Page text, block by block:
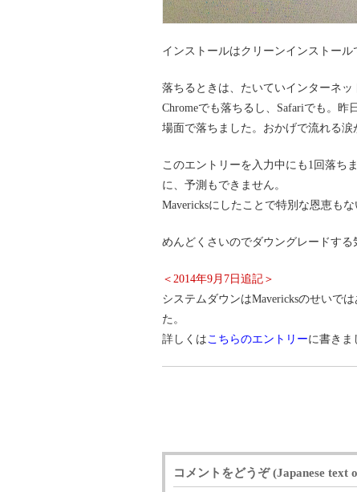
インストールはクリーンインストール
落ちるときは、たいていインターネッ
Chromeでも落ちるし、Safariでも。
場面で落ちました。おかげで流れる涙
このエントリーを入力中にも1回落ち
に、予測もできません。
Mavericksにしたことで特別な恩恵も
めんどくさいのでダウングレードする
＜2014年9月7日追記＞
システムダウンはMavericksのせいで
た。
詳しくはこちらのエントリーに書きま
コメントをどうぞ (Japanese text